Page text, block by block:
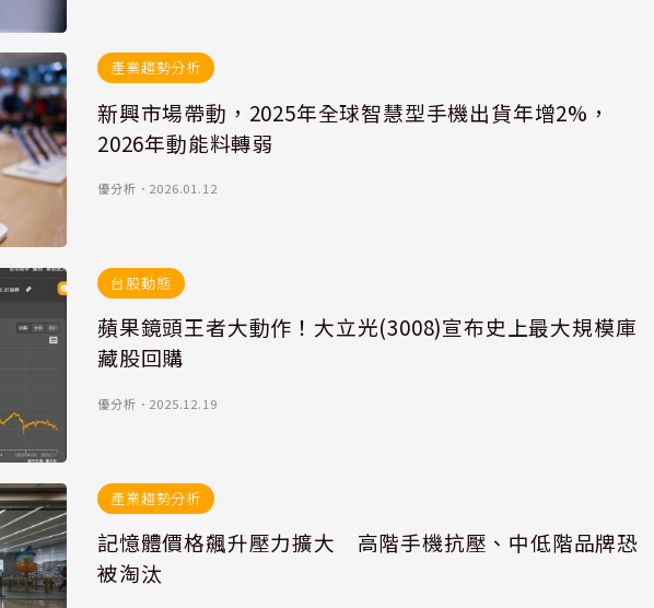
產業趨勢分析
新興市場帶動，2025年全球智慧型手機出貨年增2%，
2026年動能料轉弱
優分析 ． 2026.01.12
台股動態
蘋果鏡頭王者大動作！大立光(3008)宣布史上最大規模庫
藏股回購
優分析 ． 2025.12.19
產業趨勢分析
記憶體價格飆升壓力擴大 高階手機抗壓、中低階品牌恐
被淘汰